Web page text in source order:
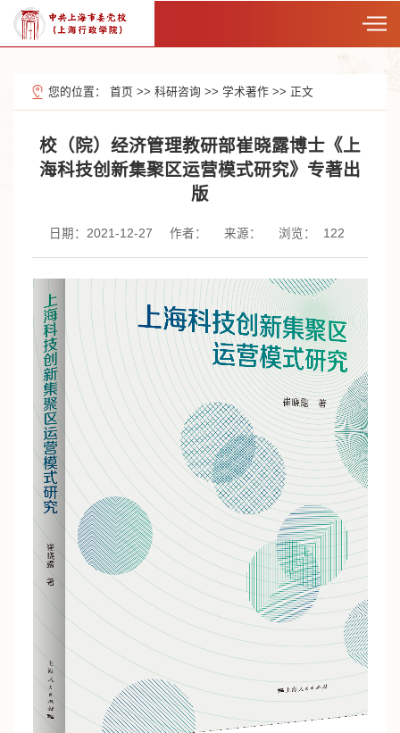
您的位置： 首页 >> 科研咨询 >> 学术著作>> 正文
校（院）经济管理教研部崔晓露博士《上
海科技创新集聚区运营模式研究》专著出
版
日期：2021-12-27 作者： 来源： 浏览： 122